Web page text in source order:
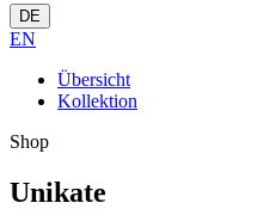
DE
EN
Übersicht
Kollektion
Shop
Unikate